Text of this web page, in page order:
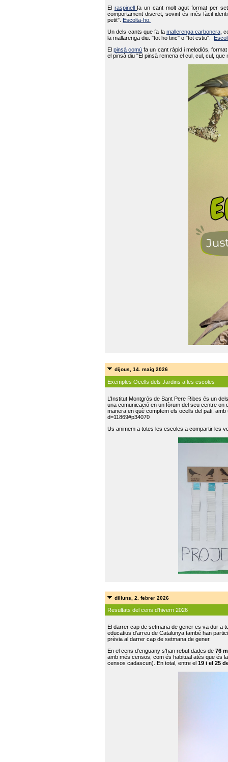
El raspinellfa un cant molt agut format per
comportament discret, sovint és més fàcil
petit".
Escolta-ho.
Un dels cants que fa la mallerenga carbonera ,
la mallarenga diu: "tot ho tinc" o "tot estiu".
Elpinsà comú fa un cant ràpid i melodiós,
el pinsà diu "El pinsà remena el cul, cul, cul,
dijous, 14. maig 2026
Exemples Ocells dels Jardins a les escoles
L’Institut Montgrós de Sant Pere Ribes és un
una comunicació en un fòrum del seu centre on
manera en què comptem els ocells del pati,
d=11869#p34070
Us animem a totes les escoles a compartir les
dilluns, 2. febrer 2026
Resultats del cens d'hivern 2026
El darrer cap de setmana de gener es va dur a
educatius d’arreu de Catalunya també han
prèvia al darrer cap de setmana de gener.
En el cens d’enguany s'han rebut dades de 76
amb més censos, com és habitual atès que és
censos cadascun). En total, entre el 19 i el 25